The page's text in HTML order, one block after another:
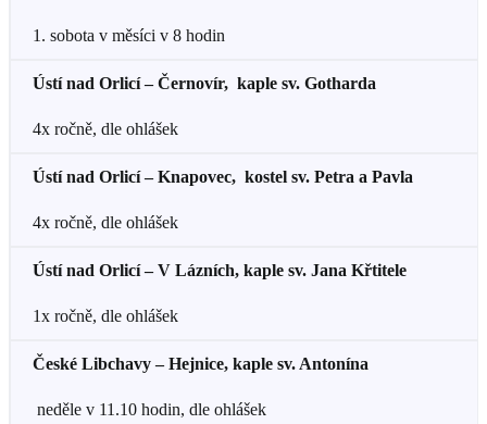
1. sobota v měsíci v 8 hodin
Ústí nad Orlicí – Černovír, kaple sv. Gotharda
4x ročně, dle ohlášek
Ústí nad Orlicí – Knapovec, kostel sv. Petra a Pavla
4x ročně, dle ohlášek
Ústí nad Orlicí – V Lázních, kaple sv. Jana Křtitele
1x ročně, dle ohlášek
České Libchavy – Hejnice, kaple sv. Antonína
neděle v 11.10 hodin, dle ohlášek